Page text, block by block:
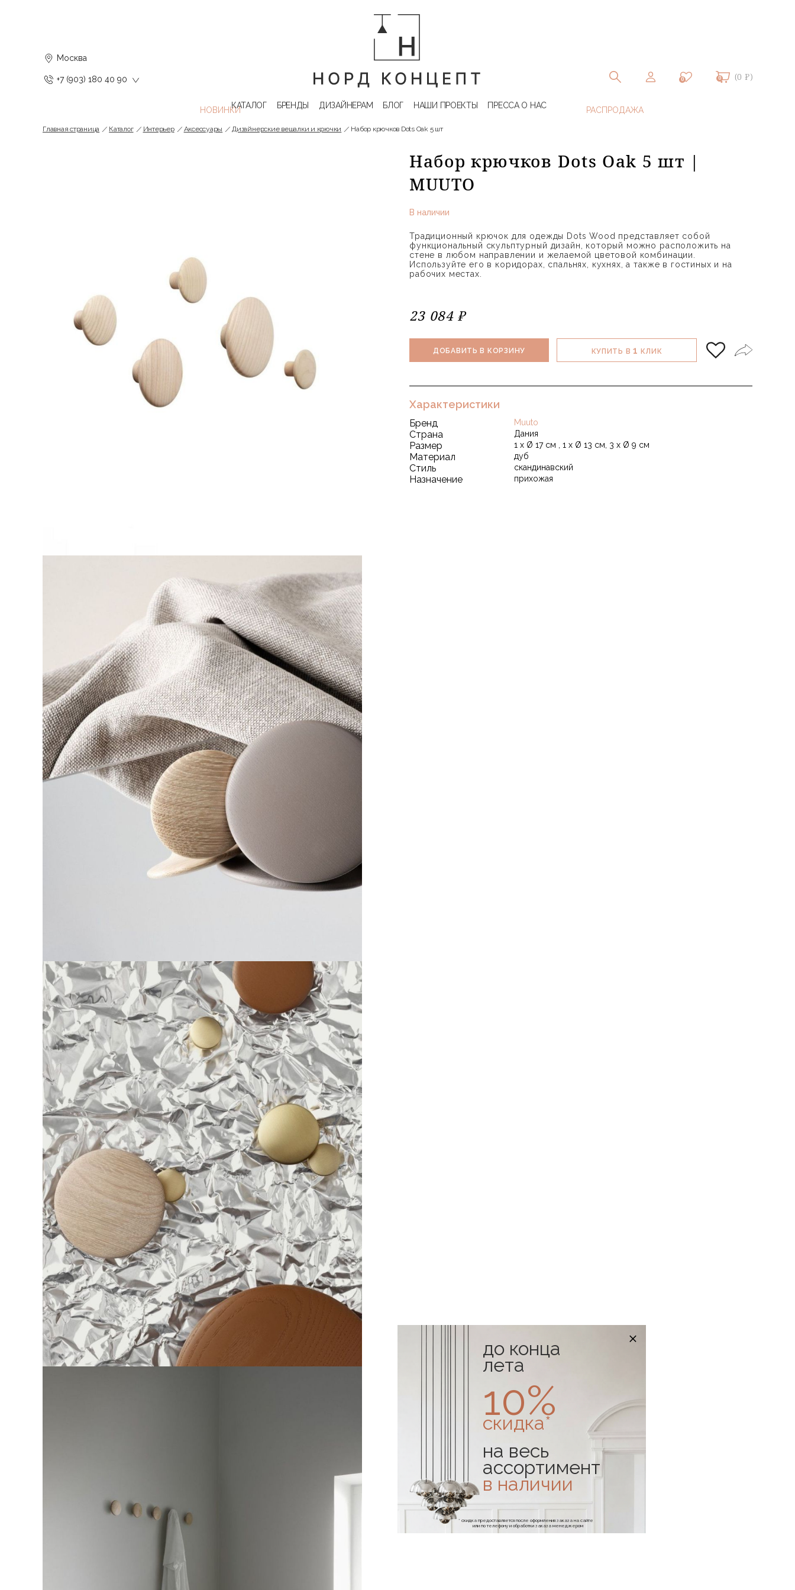
Москва
+7 (903) 180 40 90 0 0 (0 ₽)
КАТАЛОГ БРЕНДЫ ДИЗАЙНЕРАМ БЛОГ НАШИ ПРОЕКТЫ ПРЕССА О НАС
Главная страница Каталог Интерьер Аксессуары Дизайнерские вешалки и крючки Набор крючков Dots Oak 5 шт
Набор крючков Dots Oak 5 шт |
MUUTO
В наличии
Традиционный крючок для одежды Dots Wood представляет собой
функциональный скульптурный дизайн, который можно расположить на
стене в любом направлении и желаемой цветовой комбинации.
Используйте его в коридорах, спальнях, кухнях, а также в гостиных и на
рабочих местах.
23 084 ₽
ДОБАВИТЬ В КОРЗИНУ КУПИТЬ В1 КЛИК
Характеристики
Бренд Muuto
Страна Дания
Размер 1 x Ø 17 см , 1 x Ø 13 см, 3 x Ø 9 см
Материал дуб
Стиль скандинавский
Назначение прихожая
до конца
лета
10%
скидка*
на весь
ассортимент
в наличии
* скидка предоставляется после оформления заказа на сайте
или по телефону и обработки заказа менеджером